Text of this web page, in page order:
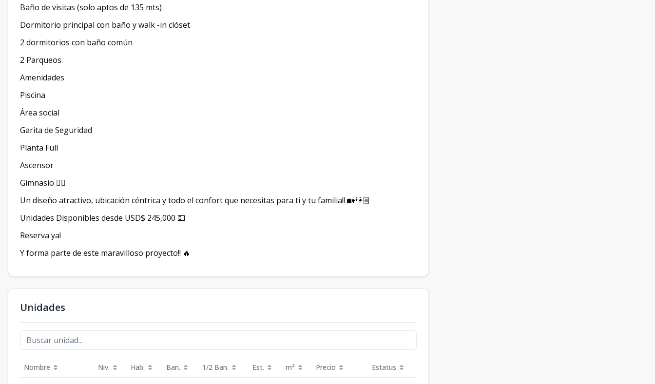
Baño de visitas (solo aptos de 135 mts)
Dormitorio principal con baño y walk -in clóset
2 dormitorios con baño común
2 Parqueos.
Amenidades
Piscina
Área social
Garita de Seguridad
Planta Full
Ascensor
Gimnasio 🏋🏻
Un diseño atractivo, ubicación céntrica y todo el confort que necesitas para ti y tu familia!! 🏡👫🏻
Unidades Disponibles desde USD$ 245,000 💵
Reserva ya!
Y forma parte de este maravilloso proyecto!! 🔥
Unidades
Nombre Niv. Hab. Ban. 1/2 Ban. Est. m² Precio Estatus